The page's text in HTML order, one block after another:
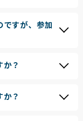
ですが、参加
？
？